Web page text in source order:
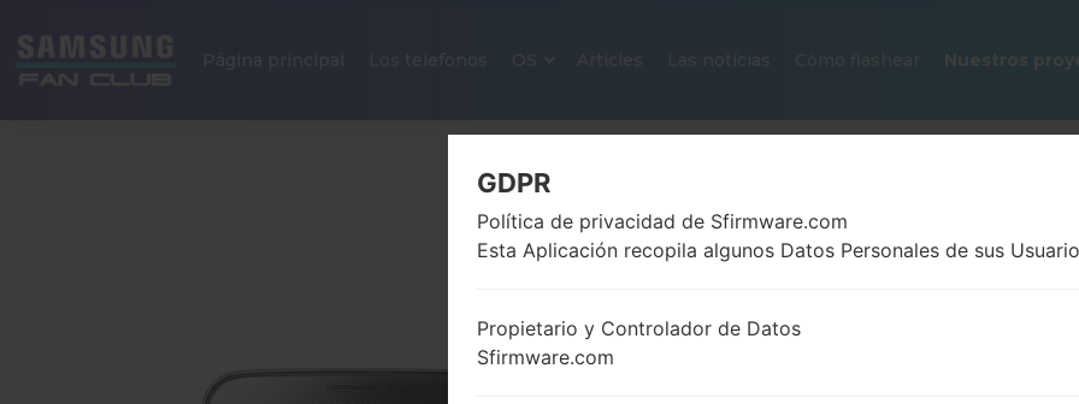
Las notícias Cómo flashear Nuestros
FIRMWARE OFICIAL #31171
GDPR
Política de privacidad de Sfirmware.com
Esta Aplicación recopila algunos Datos Personales de sus
Propietario y Controlador de Datos
Sfirmware.com